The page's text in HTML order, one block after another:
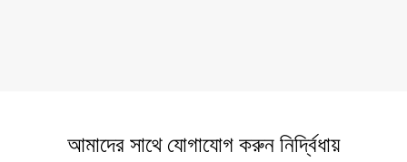
আমাদের সাথে যোগাযোগ করুন নির্দ্বিধায়